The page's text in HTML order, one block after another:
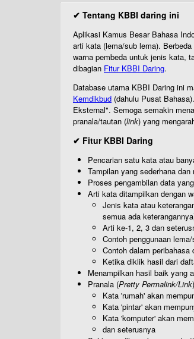
✔ Tentang KBBI daring ini
Aplikasi Kamus Besar Bahasa
arti kata (lema/sub lema).
warna pembeda untuk jenis kata,
dibagian Fitur KBBI Daring.
Database utama KBBI Daring ini
Kemdikbud (dahulu Pusat
Eksternal". Semoga semakin
pranala/tautan (link) yang
✔ Fitur KBBI Daring
Pencarian satu kata atau
Tampilan yang sederhana
Proses pengambilan data
Arti kata ditampilkan dengan
Jenis kata atau
semua ada
Arti ke-1, 2, 3 dan
Contoh penggunaan
Contoh dalam peribahasa
Ketika diklik hasil dari
Menampilkan hasil baik yang
Pranala (Pretty Permalink/Link
Kata 'rumah' akan
Kata 'pintar' akan
Kata 'komputer' akan
dan seterusnya